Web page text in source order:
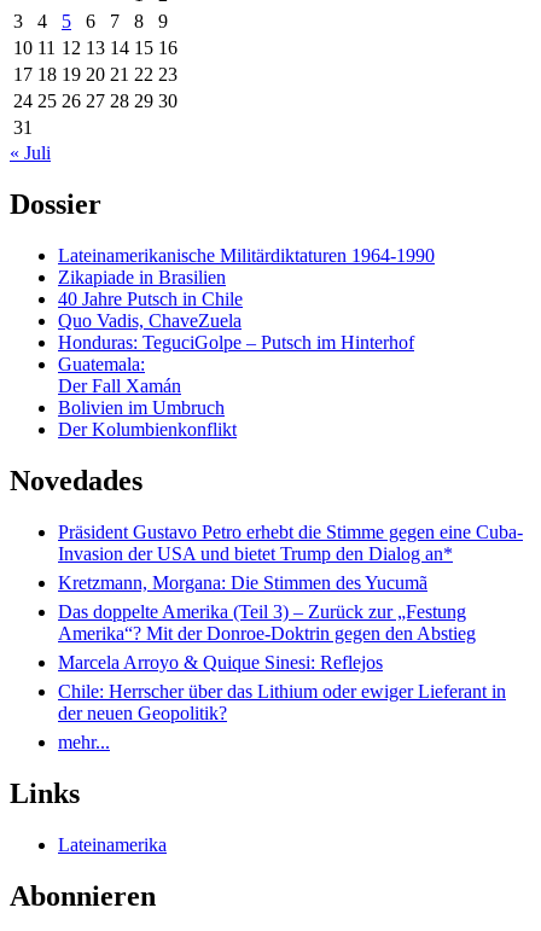
3
4 5 6 7 8
9
10 11 12 13 14 15 16
17 18 19 20 21 22 23
24 25 26 27 28 29 30
31
« Juli
Dossier
Lateinamerikanische Militärdiktaturen 1964-1990
Zikapiade in Brasilien
40 Jahre Putsch in Chile
Quo Vadis, ChaveZuela
Honduras: TeguciGolpe – Putsch im Hinterhof
Guatemala:
Der Fall Xamán
Bolivien im Umbruch
Der Kolumbienkonflikt
Novedades
Präsident Gustavo Petro erhebt die Stimme gegen eine Cuba-
Invasion der USA und bietet Trump den Dialog an*
Kretzmann, Morgana: Die Stimmen des Yucumã
Das doppelte Amerika (Teil 3) – Zurück zur „Festung
Amerika“? Mit der Donroe-Doktrin gegen den Abstieg
Marcela Arroyo & Quique Sinesi: Reflejos
Chile: Herrscher über das Lithium oder ewiger Lieferant in
der neuen Geopolitik?
mehr...
Links
Lateinamerika
Abonnieren